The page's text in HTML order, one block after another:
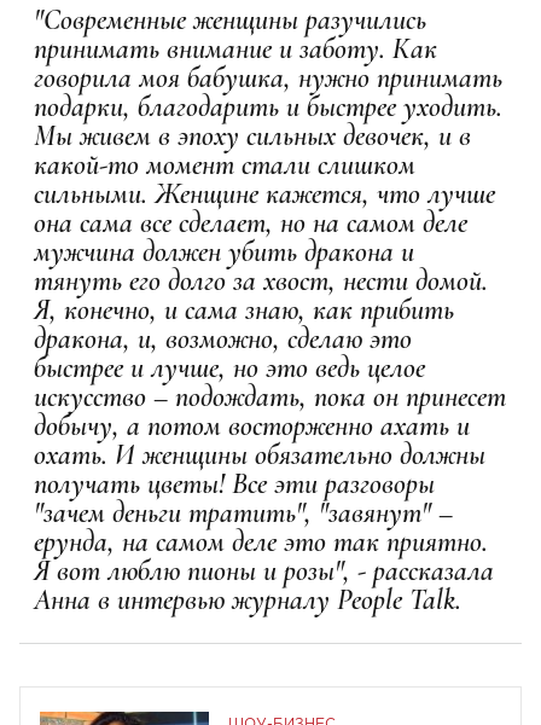
"Современные женщины разучились
принимать внимание и заботу. Как
говорила моя бабушка, нужно принимать
подарки, благодарить и быстрее уходить.
Мы живем в эпоху сильных девочек, и в
какой-то момент стали слишком
сильными. Женщине кажется, что лучше
она сама все сделает, но на самом деле
мужчина должен убить дракона и
тянуть его долго за хвост, нести домой.
Я, конечно, и сама знаю, как прибить
дракона, и, возможно, сделаю это
быстрее и лучше, но это ведь целое
искусство – подождать, пока он принесет
добычу, а потом восторженно ахать и
охать. И женщины обязательно должны
получать цветы! Все эти разговоры
"зачем деньги тратить", "завянут" –
ерунда, на самом деле это так приятно.
Я вот люблю пионы и розы", - рассказала
Анна в интервью журналу People Talk.